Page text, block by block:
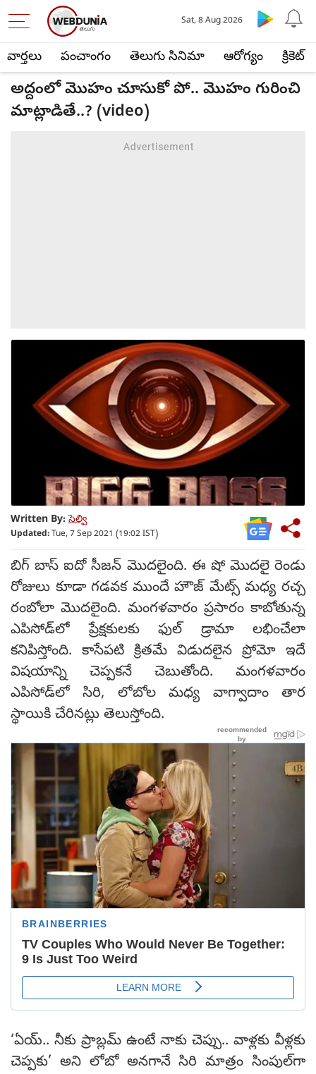
వార్తలు పంచాంగం తెలుగు సినిమా ఆరోగ్యం క్రికెట్
Sat, 8 Aug 2026
అద్దంలో మొహం చూసుకో పో.. మొహం గురించి
మాట్లాడితే..? (video)
Written By: సెల్వి
Updated:Tue, 7 Sep 2021 (19:02 IST)
బిగ్ బాస్ ఐదో సీజన్ మొదలైంది. ఈ షో మొదలై రెండు
రోజులు కూడా గడవక ముందే హౌజ్‌ మేట్స్‌ మధ్య రచ్చ
రంబోలా మొదలైంది. మంగళవారం ప్రసారం కాబోతున్న
ఎపిసోడ్‌లో ప్రేక్షకులకు ఫుల్‌ డ్రామా లభించేలా
కనిపిస్తోంది. కాసేపటి క్రితమే విడుదలైన ప్రోమో ఇదే
విషయాన్ని చెప్పకనే చెబుతోంది. మంగళవారం
ఎపిసోడ్‌లో సిరి, లోబోల మధ్య వాగ్వాదాం తార
స్థాయికి చేరినట్లు తెలుస్తోంది.
‘ఏయ్‌.. నీకు ప్రాబ్లమ్‌ ఉంటే నాకు చెప్పు.. వాళ్లకు వీళ్లకు
చెప్పకు’ అని లోబో అనగానే సిరి మాత్రం సింపుల్‌గా